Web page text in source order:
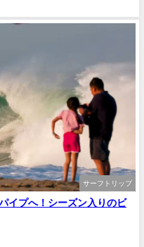
サーフトリップ
イプへ！シーズン入りのビ